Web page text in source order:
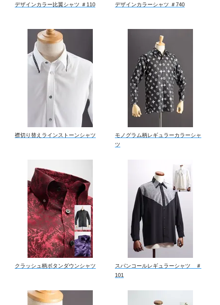
デザインカラー比翼シャツ ＃110 デザインカラーシャツ ＃740
襟切り替えラインストーンシャツ
モノグラム柄レギュラーカラーシャ
ツ
クラッシュ柄ボタンダウンシャツ
スパンコールレギュラーシャツ ＃
101